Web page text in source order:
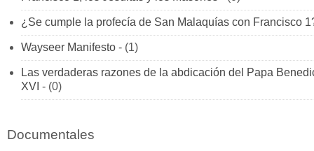
¿Se cumple la profecía de San Malaquías con Francisco
Wayseer Manifesto - (1)
Las verdaderas razones de la abdicación del Papa
XVI - (0)
Documentales